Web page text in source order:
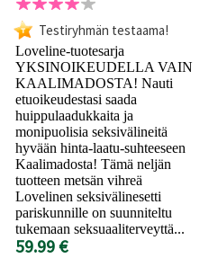
Testiryhmän testaama!
Loveline-tuotesarja
YKSINOIKEUDELLA VAIN
KAALIMADOSTA! Nauti
etuoikeudestasi saada
huippulaadukkaita ja
monipuolisia seksivälineitä
hyvään hinta-laatu-suhteeseen
Kaalimadosta! Tämä neljän
tuotteen metsän vihreä
Lovelinen seksivälinesetti
pariskunnille on suunniteltu
tukemaan seksuaaliterveyttä...
59.99 €